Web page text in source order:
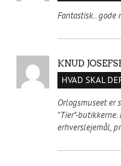
Fantastisk.. gode
KNUD
HVAD SKAL
Orlogsmuseet
"Tier"-
erhverslejemål,